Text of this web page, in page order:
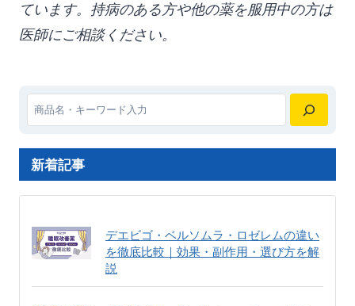
ています。持病のある方や他の薬を服用中の方は
医師にご相談ください。
検
索
新着記事
デエビゴ・ベルソムラ・ロゼレムの違い
を徹底比較｜効果・副作用・選び方を解
説